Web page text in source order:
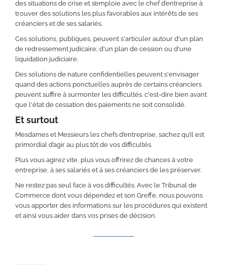
des situations de crise et s’emploie avec le chef d’entreprise à
trouver des solutions les plus favorables aux intérêts de ses
créanciers et de ses salariés.
Ces solutions, publiques, peuvent s'articuler autour d'un plan
de redressement judicaire, d'un plan de cession ou d'une
liquidation judiciaire.
Des solutions de nature confidentielles peuvent s'envisager
quand des actions ponctuelles auprès de certains créanciers
peuvent suffire à surmonter les difficultés. c'est-dire bien avant
que l'état de cessation des paiements ne soit consolidé.
Et surtout
Mesdames et Messieurs les chefs d’entreprise, sachez qu’il est
primordial d’agir au plus tôt de vos difficultés.
Plus vous agirez vite, plus vous offrirez de chances à votre
entreprise, à ses salariés et à ses créanciers de les préserver.
Ne restez pas seul face à vos difficultés. Avec le Tribunal de
Commerce dont vous dépendez et son Greffe, nous pouvons
vous apporter des informations sur les procédures qui existent
et ainsi vous aider dans vos prises de décision.